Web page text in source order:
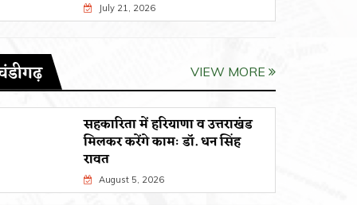
July 21, 2026
VIEW MORE
सहकारिता में हरियाणा व उत्तराखंड
मिलकर करेंगे कामः डाॅ. धन सिंह
रावत
August 5, 2026